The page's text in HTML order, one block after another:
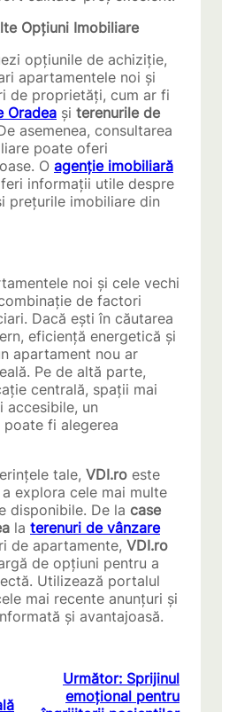
Opțiuni Imobiliare
opțiunile de achiziție,
apartamentele noi și
de proprietăți, cum ar fi
Oradea și terenurile de
asemenea, consultarea
poate oferi
O agenție imobiliară
informații utile despre
prețurile imobiliare din
noi și cele vechi
de factori
Dacă ești în căutarea
eficiență energetică și
apartament nou ar
Pe de altă parte,
centrală, spații mai
accesibile, un
fi alegerea
tale, VDI.ro este
explora cele mai multe
disponibile. De la case
la terenuri de vânzare
de apartamente, VDI.ro
de opțiuni pentru a
Utilizează portalul
mai recente anunțuri și
și avantajoasă.
Următor: Sprijinul
emoțional pentru